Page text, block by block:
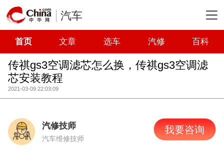
汽车
首页 文章 选车 汽修 百科
传祺gs3空调滤芯怎么换，传祺gs3空调滤
芯安装教程
2021-03-09 22:03:09
汽修技师
汽车维修技师
我要咨询